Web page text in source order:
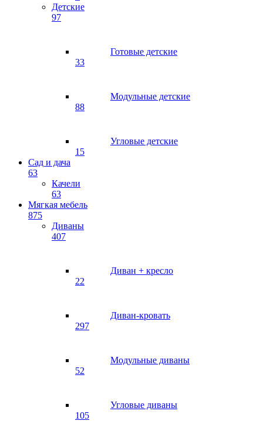
Детские
97
Готовые детские
33
Модульные детские
88
Угловые детские
15
Сад и дача
63
Качели
63
Мягкая мебель
875
Диваны
407
Диван + кресло
22
Диван-кровать
297
Модульные диваны
52
Угловые диваны
105